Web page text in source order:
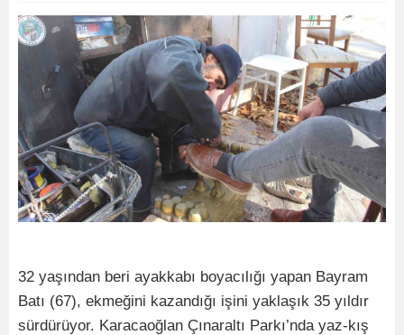
32 yaşından beri ayakkabı boyacılığı yapan Bayram
Batı (67), ekmeğini kazandığı işini yaklaşık 35 yıldır
sürdürüyor. Karacaoğlan Çınaraltı Parkı’nda yaz-kış